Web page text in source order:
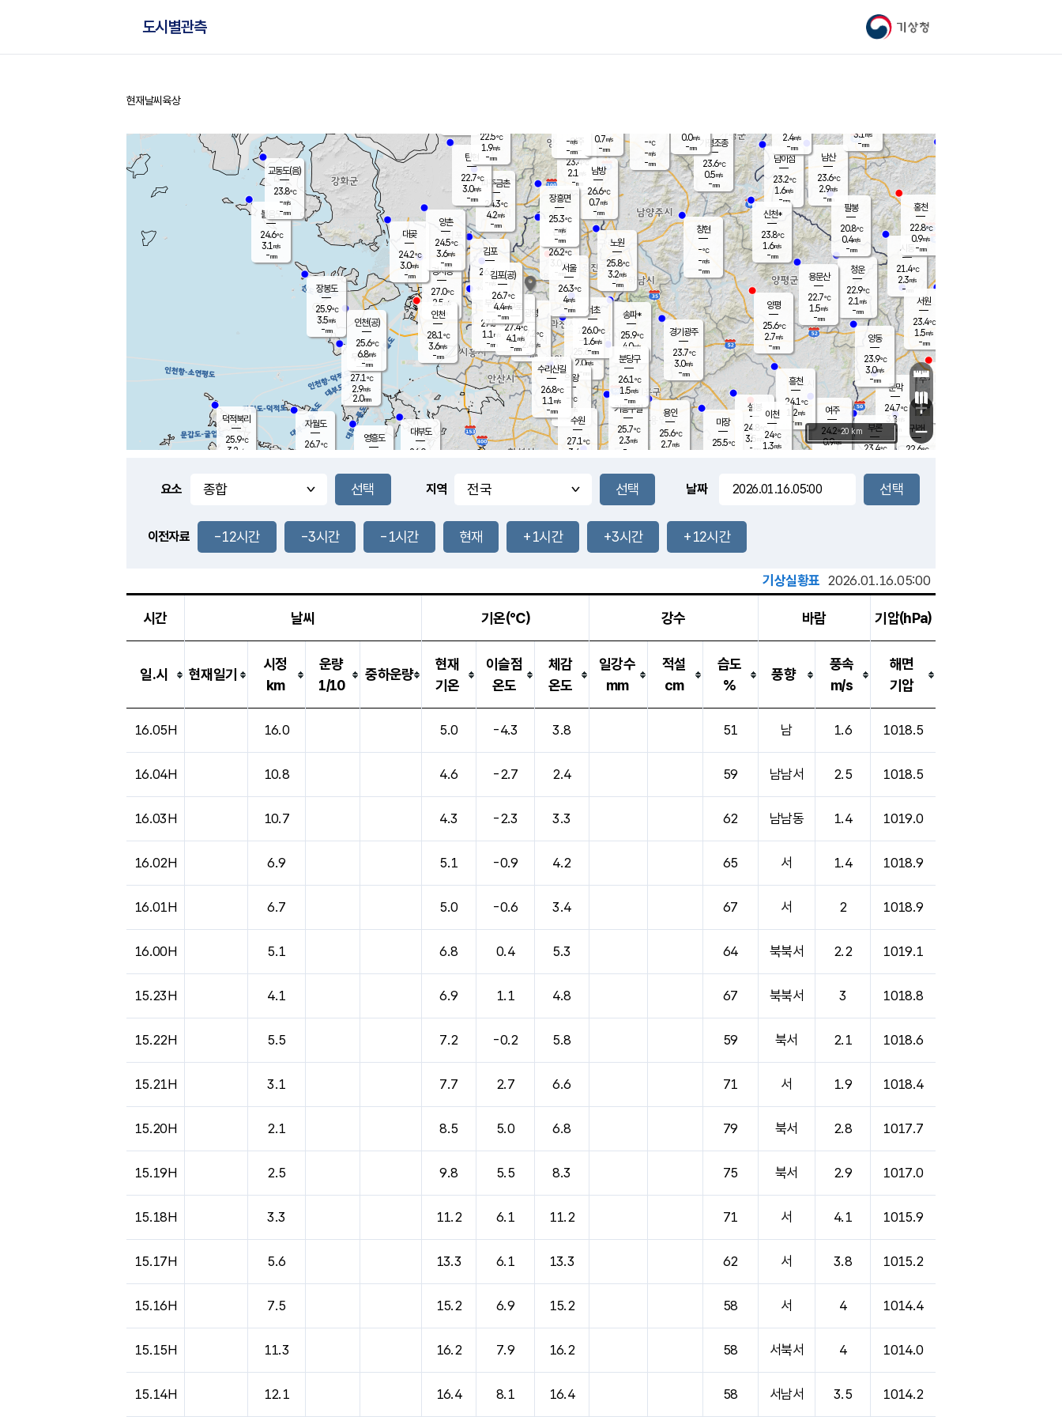
기상청
도시별관측
홈
현재날씨 육상
풍도
3.6m/s
0.5
문막
24.7℃
3.8
mm
남이섬
23.2℃
1.6m/s
-mm
무의도
27.1℃
2.9m/s
2.0mm
영흥도
볼음도
24.6℃
3.1 m/s
-mm
자월도
26.7℃
양주
23.4℃
2.1
-mm
부론
23.4℃
과천
25.6℃
2.0m/s
- mm
남산
23.6℃
2.9m/s
-mm
장봉도
25.9℃
3.5m/s
-mm
9.0mm
청운
22.9℃
2.1 m/s
-mm
팔봉
20.8℃
0.4m/s
-mm
-mm
용인
25.6℃
2.7m/s
여주
24.2℃
0.9m/s
양동
23.9℃
3.0m/s
-mm
경기광주
23.7℃
3.0m/s
-mm
장호원
2.4m/s
-mm
25.2
℃
대부도
26.0
-
경서동
27.0℃
2.5 m/s
-mm
파주금촌
24.3℃
4.2m/s
-mm
가평조종
23.6℃
0.5m/s
-mm
-℃
-m/s
-mm
대곶
24.2℃
3.0m/s
-mm
신천*
23.8℃
1.6m/s
-mm
창현
-℃
-m/s
-mm
탄현
22.7℃
3.0m/s
-mm
0.0m/s
-mm
25.7℃
0.7m/s
-mm
흥천
24.1℃
1.2m/s
-mm
마장
25.5℃
의왕
- ℃
m/s
mm
김포
26.4℃
-m/s
mm
설봉
24.8
3.5
- mm
광명
27.2 ℃
2.4 m/s
-mm
부천
27.5℃
1.1 m/s
-mm
-mm
양촌
24.5℃
3.6m/s
-mm
구로
27.4℃
4.1 m/s
-mm
은평
26.2℃
3.0 m/s
- mm
노원
25.8℃
3.2m/s
-mm
송파*
25.9℃
4.0m/s
-mm
서초
26.0℃
1.6m/s
-mm
남방
26.6℃
0.7m/s
-mm
기흥구갈
25.7℃
2.3m/s
-
수리산길
26.8℃
1.1 m/s
-mm
분당구
26.1℃
1.5m/s
-mm
장흥면
25.3℃
-m/s
-mm
-m/s
-mm
시동
21.4℃
2.3m/s
- mm
귀래
22.6℃
서원
23.4℃
1.5m/s
-mm
용문산
22.7℃
1.5m/s
-mm
덕적북리
25.9℃
3.2 m/s
인천(공)
25.6℃
6.8m/s
-mm
김포(공)
26.7℃
4.4m/s
-mm
교동도(음)
23.8℃
-m/s
-mm
홍천
22.8℃
0.9m/s
-mm
이천
24℃
1.3m/s
양평
25.6℃
2.7m/s
-mm
수원
27.1℃
3.4 m/s
인천
28.1℃
3.6m/s
-mm
서울
26.3℃
4m/s
-mm
3.1 m/s
-mm
22.5℃
1.9m/s
-mm
0.7m/s
-mm
+
−
20 km
요소 지역 날짜
이전자료 -12시간 -3시간 -1시간 현재 +1시간 +3시간 +12시간
기상실황표 2026.01.16.05:00
시간 날씨 기온(℃) 강수 바람 기압(hPa)
일.시 현재일기
시정
km
운량
1/10
중하운량
현재
기온
이슬점
온도
체감
온도
일강수
mm
적설
cm
습도
%
풍향
풍속
m/s
해면
기압
16.05H 16.0 5.0 -4.3 3.8 51 남 1.6 1018.5
16.04H 10.8 4.6 -2.7 2.4 59 남남서 2.5 1018.5
16.03H 10.7 4.3 -2.3 3.3 62 남남동 1.4 1019.0
16.02H 6.9 5.1 -0.9 4.2 65 서 1.4 1018.9
16.01H 6.7 5.0 -0.6 3.4 67 서 2 1018.9
16.00H 5.1 6.8 0.4 5.3 64 북북서 2.2 1019.1
15.23H 4.1 6.9 1.1 4.8 67 북북서 3 1018.8
15.22H 5.5 7.2 -0.2 5.8 59 북서 2.1 1018.6
15.21H 3.1 7.7 2.7 6.6 71 서 1.9 1018.4
15.20H 2.1 8.5 5.0 6.8 79 북서 2.8 1017.7
15.19H 2.5 9.8 5.5 8.3 75 북서 2.9 1017.0
15.18H 3.3 11.2 6.1 11.2 71 서 4.1 1015.9
15.17H 5.6 13.3 6.1 13.3 62 서 3.8 1015.2
15.16H 7.5 15.2 6.9 15.2 58 서 4 1014.4
15.15H 11.3 16.2 7.9 16.2 58 서북서 4 1014.0
15.14H 12.1 16.4 8.1 16.4 58 서남서 3.5 1014.2